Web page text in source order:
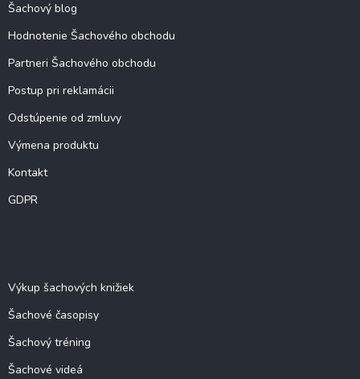
Šachový blog
Hodnotenie Šachového obchodu
Partneri Šachového obchodu
Postup pri reklamácii
Odstúpenie od zmluvy
Výmena produktu
Kontakt
GDPR
Výkup šachových knižiek
Šachové časopisy
Šachový tréning
Šachové videá